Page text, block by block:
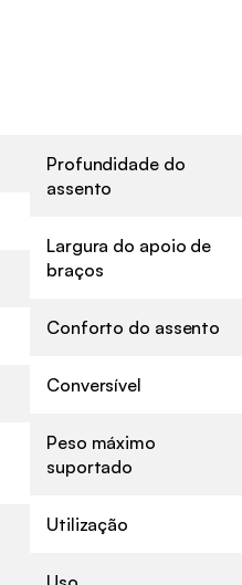
Profundidade do
assento
Largura do apoio de
braços
Conforto do assento
Conversível
Peso máximo
suportado
Utilização